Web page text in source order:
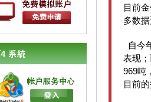
目前
多数
自今
表现；
969吨
目前